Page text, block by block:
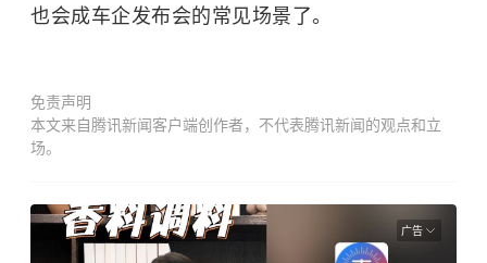
也会成车企发布会的常见场景了。
免责声明
本文来自腾讯新闻客户端创作者，不代表腾讯新闻的观点和立
场。
广告